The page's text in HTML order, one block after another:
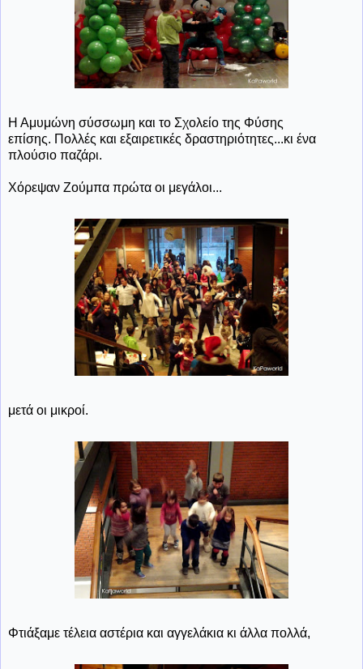
Η Αμυμώνη σύσσωμη και το Σχολείο της Φύσης
επίσης. Πολλές και εξαιρετικές δραστηριότητες...κι ένα
πλούσιο παζάρι.
Χόρεψαν Ζούμπα πρώτα οι μεγάλοι...
μετά οι μικροί.
Φτιάξαμε τέλεια αστέρια και αγγελάκια κι άλλα πολλά,